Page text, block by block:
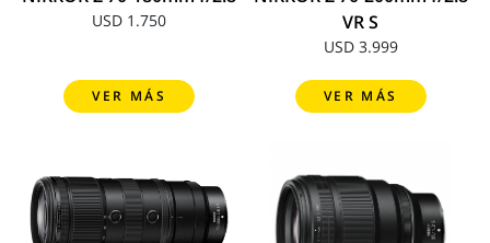
USD 1.750
VER MÁS
VR S
USD 3.999
VER MÁS